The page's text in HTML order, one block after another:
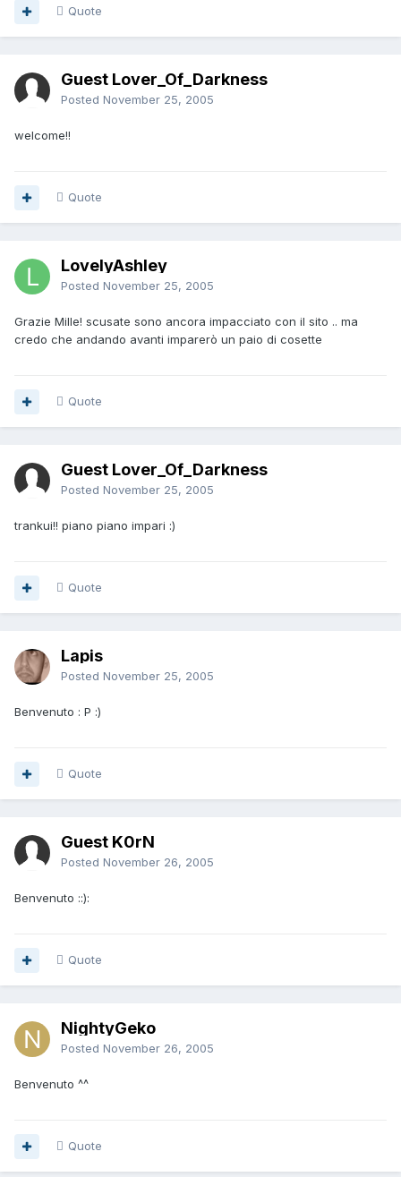
Quote
Guest Lover_Of_Darkness
Posted November 25, 2005
welcome!!
Quote
LovelyAshley
Posted November 25, 2005
Grazie Mille! scusate sono ancora impacciato con il sito .. ma
credo che andando avanti imparerò un paio di cosette
Quote
Guest Lover_Of_Darkness
Posted November 25, 2005
trankui!! piano piano impari :)
Quote
Lapis
Posted November 25, 2005
Benvenuto : P :)
Quote
Guest K0rN
Posted November 26, 2005
Benvenuto ::):
Quote
NightyGeko
Posted November 26, 2005
Benvenuto ^^
Quote